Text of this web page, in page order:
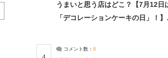
うまいと思う店はどこ？【7月12日
「デコレーションケーキの日」！】
コメント数： 5